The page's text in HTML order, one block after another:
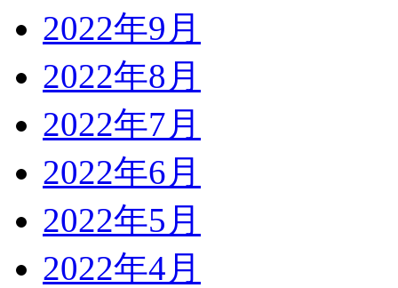
2022年9月
2022年8月
2022年7月
2022年6月
2022年5月
2022年4月